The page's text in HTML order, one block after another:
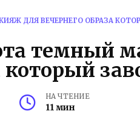
ДЛЯ ВЕЧЕРНЕГО ОБРАЗА
темный
который
НА ЧТЕНИЕ
11 мин